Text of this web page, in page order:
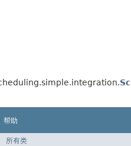
帮助
所有类